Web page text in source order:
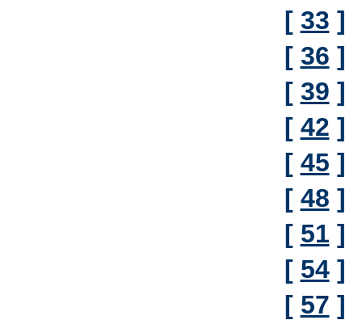
[ 33 ]
[ 36 ]
[ 39 ]
[ 42 ]
[ 45 ]
[ 48 ]
[ 51 ]
[ 54]
[ 57 ]